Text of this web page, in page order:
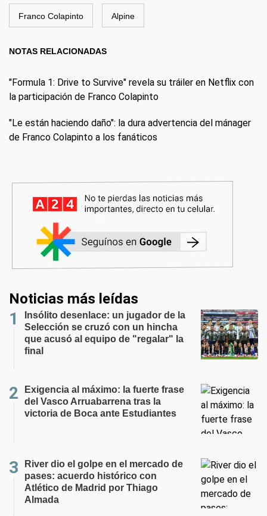
Franco Colapinto Alpine
NOTAS RELACIONADAS
"Formula 1: Drive to Survive" revela su tráiler en Netflix con
la participación de Franco Colapinto
"Le están haciendo daño": la dura advertencia del mánager
de Franco Colapinto a los fanáticos
Noticias más leídas
Insólito desenlace: un jugador de la
Selección se cruzó con un hincha
que acusó al equipo de "regalar" la
final
Exigencia al máximo: la fuerte frase
del Vasco Arruabarrena tras la
victoria de Boca ante Estudiantes
River dio el golpe en el mercado de
pases: acuerdo histórico con
Atlético de Madrid por Thiago
Almada